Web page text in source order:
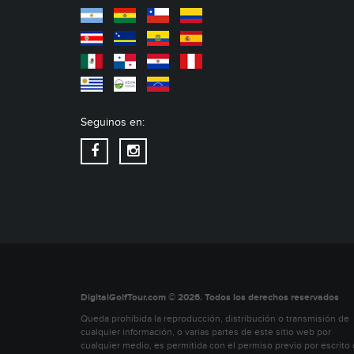
Seguinos en:
DigitalGolfTour.com © 2026. Todos los derechos reservados
Queda prohibida la reproducción, distribución o transmisión de
cualquier información, o varias partes de este sitio web por
cualquier medio, es permitida con el permiso previo por escrito